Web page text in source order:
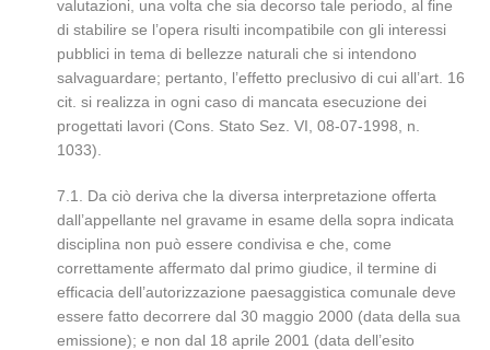
valutazioni, una volta che sia decorso tale periodo, al fine
di stabilire se l’opera risulti incompatibile con gli interessi
pubblici in tema di bellezze naturali che si intendono
salvaguardare; pertanto, l’effetto preclusivo di cui all’art. 16
cit. si realizza in ogni caso di mancata esecuzione dei
progettati lavori (Cons. Stato Sez. VI, 08-07-1998, n.
1033).
7.1. Da ciò deriva che la diversa interpretazione offerta
dall’appellante nel gravame in esame della sopra indicata
disciplina non può essere condivisa e che, come
correttamente affermato dal primo giudice, il termine di
efficacia dell’autorizzazione paesaggistica comunale deve
essere fatto decorrere dal 30 maggio 2000 (data della sua
emissione); e non dal 18 aprile 2001 (data dell’esito